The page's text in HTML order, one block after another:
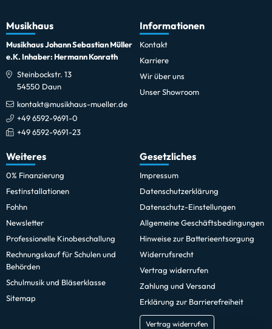
Musikhaus
Musikhaus Johann Sebastian Müller
e.K. Inhaber: Hermann Konrath
Steinbockstr. 13
54550 Daun
kontakt@musikhaus-mueller.de
+49 6592-9691-0
+49 6592-9691-23
Informationen
Kontakt
Karriere
Wir über uns
Unser Showroom
Weiteres
0% Finanzierung
Festinstallationen
Fohhn
Newsletter
Professionelle Kinobeschallung
Rechnungskauf für Schulen und
Behörden
Schulmusik und Bläserklasse
Sitemap
Gesetzliches
Impressum
Datenschutzerklärung
Datenschutz-Einstellungen
Allgemeine Geschäftsbedingungen
Hinweise zur Batterieentsorgung
Widerrufsrecht
Vertrag widerrufen
Zahlung und Versand
Erklärung zur Barrierefreiheit
Vertrag widerrufen